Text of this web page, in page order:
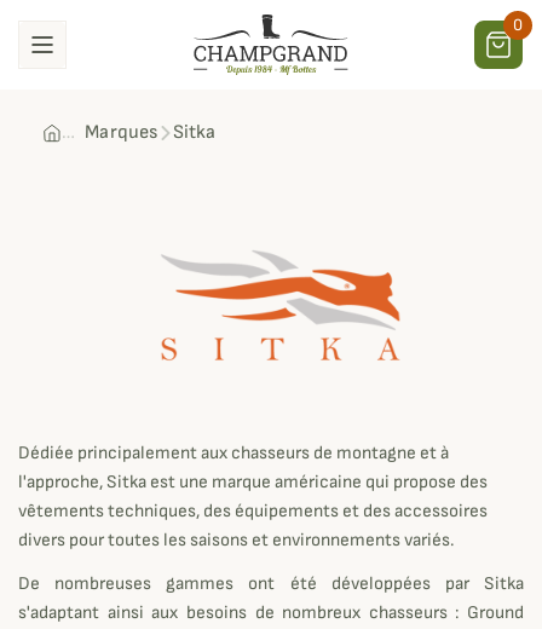
0
Marques Sitka
Dédiée principalement aux chasseurs de montagne et à
l'approche, Sitka est une marque américaine qui propose des
vêtements techniques, des équipements et des accessoires
divers pour toutes les saisons et environnements variés.
De nombreuses gammes ont été développées par Sitka
s'adaptant ainsi aux besoins de nombreux chasseurs : Ground